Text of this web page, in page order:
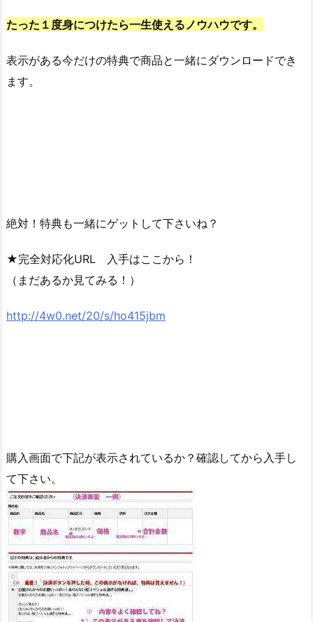
たった１度身につけたら一生使えるノウハウです。
表示がある今だけの特典で商品と一緒にダウンロードでき
ます。
絶対！特典も一緒にゲットして下さいね？
★完全対応化URL 入手はここから！
（まだあるか見てみる！）
http://4w0.net/20/s/ho415jbm
購入画面で下記が表示されているか？確認してから入手し
て下さい。